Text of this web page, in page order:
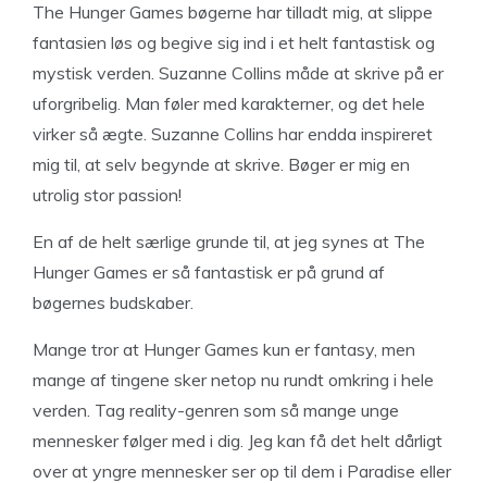
The Hunger Games bøgerne har tilladt mig, at slippe
fantasien løs og begive sig ind i et helt fantastisk og
mystisk verden. Suzanne Collins måde at skrive på er
uforgribelig. Man føler med karakterner, og det hele
virker så ægte. Suzanne Collins har endda inspireret
mig til, at selv begynde at skrive. Bøger er mig en
utrolig stor passion!
En af de helt særlige grunde til, at jeg synes at The
Hunger Games er så fantastisk er på grund af
bøgernes budskaber.
Mange tror at Hunger Games kun er fantasy, men
mange af tingene sker netop nu rundt omkring i hele
verden. Tag reality-genren som så mange unge
mennesker følger med i dig. Jeg kan få det helt dårligt
over at yngre mennesker ser op til dem i Paradise eller